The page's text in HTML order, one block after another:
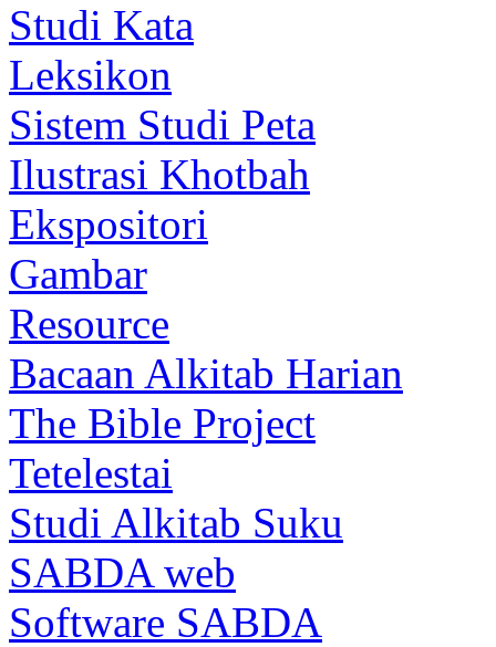
Studi Kata
Leksikon
Sistem Studi Peta
Ilustrasi Khotbah
Ekspositori
Gambar
Resource
Bacaan Alkitab Harian
The Bible Project
Tetelestai
Studi Alkitab Suku
SABDA web
Software SABDA